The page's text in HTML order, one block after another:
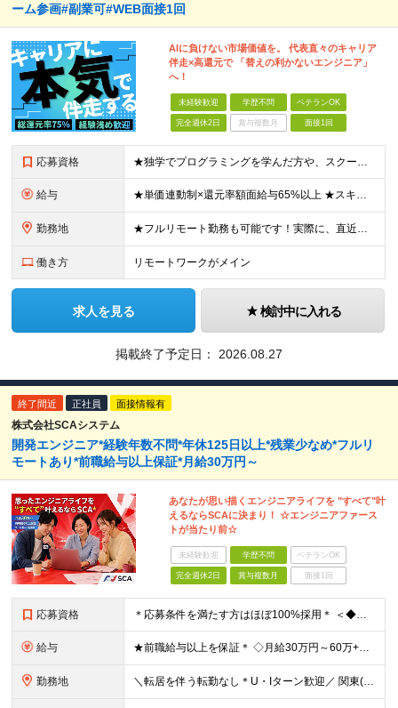
ーム参画#副業可#WEB面接1回
AIに負けない市場価値を。 代表直々のキャリア
伴走×高還元で 「替えの利かないエンジニア」
へ！
未経験歓迎 学歴不問 ベテランOK
完全週休2日 賞与複数月 面接1回
応募資格 ★独学でプログラミングを学んだ方や、スクール卒の方も歓迎！ ★学歴不問／ブランク不問／人物・意欲重視の採用です！ ◆IT業界での何らかの実務経験をお持ちの方 ≪こんな方にピッタリ≫ □ テストや運
給与 ★単価連動制×還元率額面給与65%以上 ★スキルUPによってしっかり給与UP！ 月給27万円～60万円＋賞与 ※前職の給与・経験・スキルを最大限考慮し決定します。 ※上記金額には固定残業代（30時
勤務地 ★フルリモート勤務も可能です！実際に、直近で石川県からフルリモートで参画している社員もいます。 （テレワーク案件へのアサインが難しい場合は、通勤圏内でのプロジェクト調整となります） ★転勤はありません
働き方 リモートワークがメイン
求人を見る 検討中に入れる
掲載終了予定日： 2026.08.27
終了間近 正社員 面接情報有
株式会社SCAシステム
開発エンジニア*経験年数不問*年休125日以上*残業少なめ*フルリ
モートあり*前職給与以上保証*月給30万円～
あなたが思い描くエンジニアライフを "すべて"叶
えるならSCAに決まり！ ☆エンジニアファース
トが当たり前☆
未経験歓迎 学歴不問 ベテランOK
完全週休2日 賞与複数月 面接1回
応募資格 ＊応募条件を満たす方はほぼ100%採用＊ ＜◆必須条件！◆＞ ■何らかのIT関連の実務経験をお持ちの方 （※開発言語、フェーズ、インフラの分野など一切不問です！） ■日本語能力試験（N2）レベル以上
給与 ★前職給与以上を保証＊ ◇月給30万円～60万+賞与年2回 ※これまでの「ご経験」や「スキル」を最大限考慮の上、金額を決定 ※残業代は別途100%支給いたします。 【固定残業代について】 なし（残
勤務地 ＼転居を伴う転勤なし＊U・Iターン歓迎／ 関東(東京・神奈川・千葉・埼玉)、関西(大阪・京都・奈良・兵庫)、東海(愛知・岐阜・三重)の各プロジェクト先、もしくは名古屋支社での勤務となります。 ◇東京